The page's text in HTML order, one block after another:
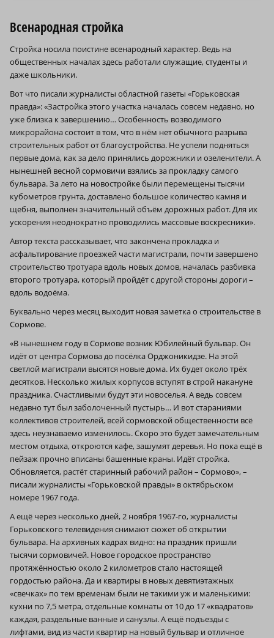
Всенародная стройка
Стройка носила поистине всенародный характер. Ведь на
общественных началах здесь работали служащие, студенты и
даже школьники.
Вот что писали журналисты областной газеты «Горьковская
правда»: «Застройка этого участка началась совсем недавно, но
уже близка к завершению… Особенность возводимого
микрорайона состоит в том, что в нём нет обычного разрыва
строительных работ от благоустройства. Не успели подняться
первые дома, как за дело принялись дорожники и озеленители. А
нынешней весной сормовичи взялись за прокладку самого
бульвара. За лето на новостройке были перемещены тысячи
кубометров грунта, доставлено большое количество камня и
щебня, выполнен значительный объём дорожных работ. Для их
ускорения неоднократно проводились массовые воскресники».
Автор текста рассказывает, что закончена прокладка и
асфальтирование проезжей части магистрали, почти завершено
строительство тротуара вдоль новых домов, началась разбивка
второго тротуара, который пройдёт с другой стороны дороги –
вдоль водоёма.
Буквально через месяц выходит новая заметка о строительстве в
Сормове.
«В нынешнем году в Сормове возник Юбилейный бульвар. Он
идёт от центра Сормова до посёлка Орджоникидзе. На этой
светлой магистрали высятся новые дома. Их будет около трёх
десятков. Несколько жилых корпусов вступят в строй накануне
праздника. Счастливыми будут эти новоселья. А ведь совсем
недавно тут был заболоченный пустырь… И вот стараниями
коллективов строителей, всей сормовской общественности всё
здесь неузнаваемо изменилось. Скоро это будет замечательным
местом отдыха, откроются кафе, зашумят деревья. Но пока ещё в
пейзаж прочно вписаны башенные краны. Идёт стройка.
Обновляется, растёт старинный рабочий район – Сормово», –
писали журналисты «Горьковской правды» в октябрьском
номере 1967 года.
А ещё через несколько дней, 2 ноября 1967-го, журналисты
Горьковского телевидения снимают сюжет об открытии
бульвара. На архивных кадрах видно: на праздник пришли
тысячи сормовичей. Новое городское пространство
протяжённостью около 2 километров стало настоящей
гордостью района. Да и квартиры в новых девятиэтажных
«свечках» по тем временам были не такими уж и маленькими:
кухни по 7,5 метра, отдельные комнаты от 10 до 17 «квадратов»
каждая, раздельные ванные и санузлы. А ещё подъезды с
лифтами, вид из части квартир на новый бульвар и отличное